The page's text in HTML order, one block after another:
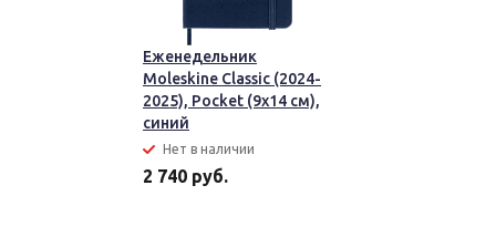
Еженедельник
Moleskine Classic (2024-
2025), Pocket (9x14 см),
синий
Нет в наличии
2 740 руб.